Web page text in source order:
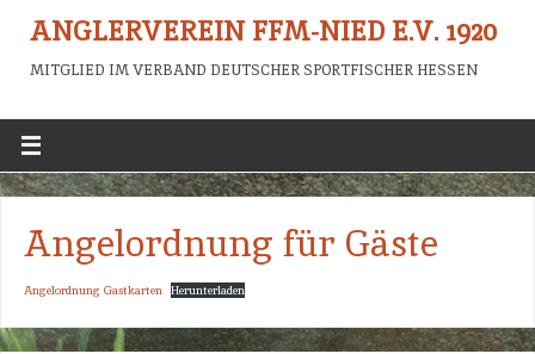
ANGLERVEREIN FFM-NIED E.V. 1920
MITGLIED IM VERBAND DEUTSCHER SPORTFISCHER HESSEN
Angelordnung für Gäste
Angelordnung Gastkarten Herunterladen